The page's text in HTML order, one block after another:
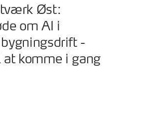
Øst:
om AI i
-
komme i gang